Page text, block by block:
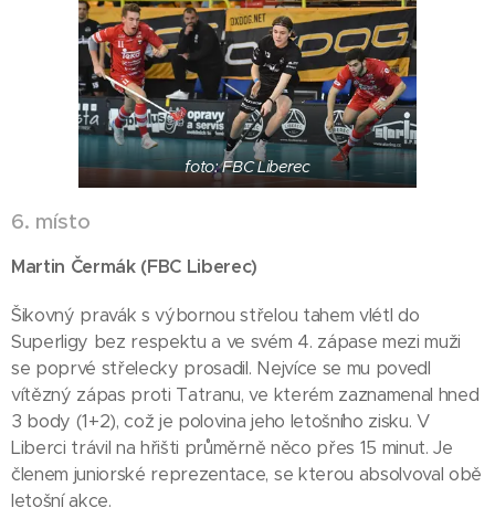
foto: FBC Liberec
6. místo
Martin Čermák (FBC Liberec)
Šikovný pravák s výbornou střelou tahem vlétl do
Superligy bez respektu a ve svém 4. zápase mezi muži
se poprvé střelecky prosadil. Nejvíce se mu povedl
vítězný zápas proti Tatranu, ve kterém zaznamenal hned
3 body (1+2), což je polovina jeho letošního zisku. V
Liberci trávil na hřišti průměrně něco přes 15 minut. Je
členem juniorské reprezentace, se kterou absolvoval obě
letošní akce.